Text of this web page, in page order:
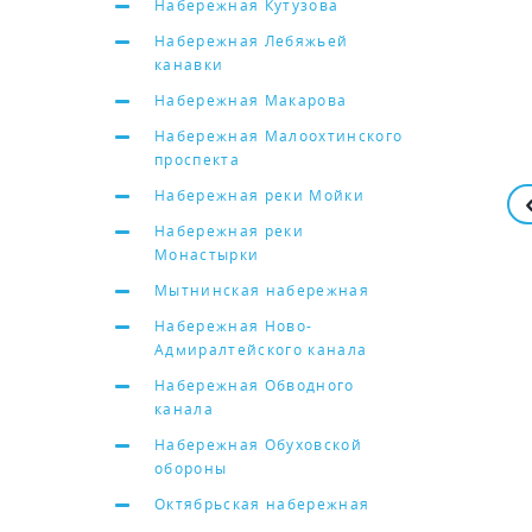
Набережная Кутузова
Набережная Лебяжьей
канавки
Набережная Макарова
Набережная Малоохтинского
проспекта
Набережная реки Мойки
Набережная реки
Монастырки
Мытнинская набережная
Набережная Ново-
Адмиралтейского канала
Набережная Обводного
канала
Набережная Обуховской
обороны
Октябрьская набережная